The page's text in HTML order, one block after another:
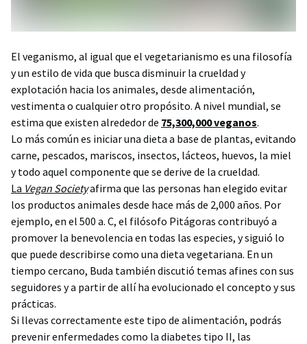
El veganismo, al igual que el vegetarianismo es una filosofía
y un estilo de vida que busca disminuir la crueldad y
explotación hacia los animales, desde alimentación,
vestimenta o cualquier otro propósito. A nivel mundial, se
estima que existen alrededor de 75,300,000 veganos.
Lo más común es iniciar una dieta a base de plantas, evitando
carne, pescados, mariscos, insectos, lácteos, huevos, la miel
y todo aquel componente que se derive de la crueldad.
La Vegan Societyafirma que las personas han elegido evitar
los productos animales desde hace más de 2,000 años. Por
ejemplo, en el 500 a. C, el filósofo Pitágoras contribuyó a
promover la benevolencia en todas las especies, y siguió lo
que puede describirse como una dieta vegetariana. En un
tiempo cercano, Buda también discutió temas afines con sus
seguidores y a partir de allí ha evolucionado el concepto y sus
prácticas.
Si llevas correctamente este tipo de alimentación, podrás
prevenir enfermedades como la diabetes tipo II, las